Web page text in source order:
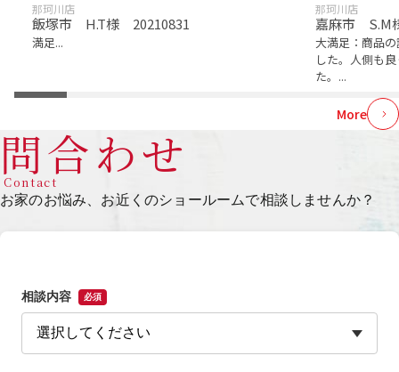
那珂川店
飯塚市 H.T様 20210831
満足...
那珂川店
嘉麻市 S.M
大満足：商品
した。人側も
た。...
More
問合わせ
Contact
お家のお悩み、お近くのショールームで相談しませんか？
相談内容 必須